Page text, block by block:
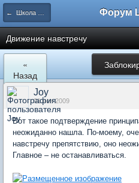
← Школа Холистического Сознания Форум
Движение навстречу
«
Назад
Joy
01 ноя 2009
Вот такое подтверждение
неожиданно нашла. По-моему,
навстречу препятствию, оно
Главное – не останавливаться.